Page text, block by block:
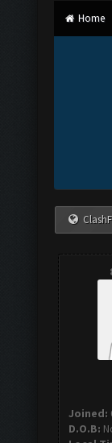
Home
Joined:
D.O.B: